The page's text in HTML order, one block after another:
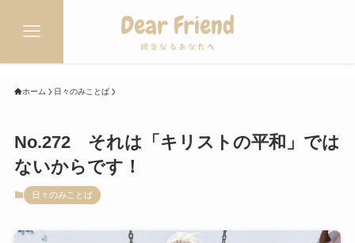
ホーム 日々のみことば
No.272 それは「キリストの平和」では
ないからです！
日々のみことば